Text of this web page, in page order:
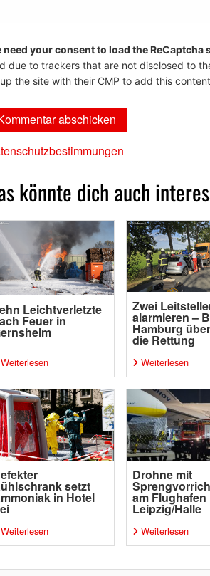
need your consent to load the ReCaptcha
due to trackers that are not disclosed to
the site with their CMP to add this
könnte dich auch
Leichtverletzte
Feuer in
Weiterlesen
Zwei
alarmieren –
Hamburg
die Rettung
Weiterlesen
setzt
in Hotel
Weiterlesen
Drohne mit
am Flughafen
Leipzig/Halle
Weiterlesen